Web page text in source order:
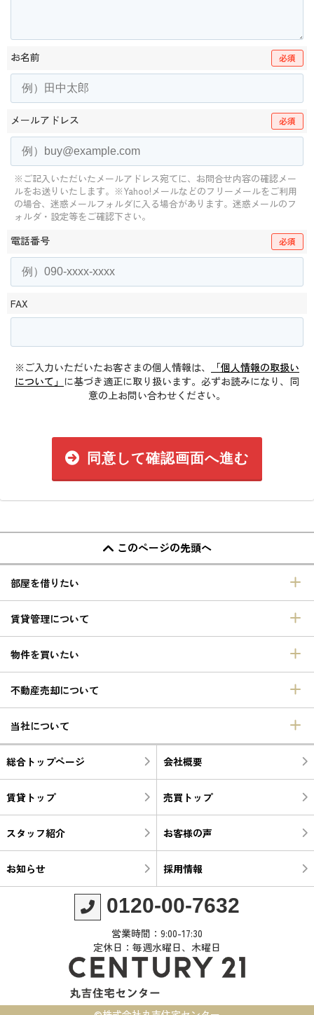
お名前 必須
メールアドレス 必須
※ご記入いただいたメールアドレス宛てに、お問合せ内容の確認メー
ルをお送りいたします。 ※Yahoo!メールなどのフリーメールをご利用
の場合、迷惑メールフォルダに入る場合があります。 迷惑メールのフ
ォルダ・設定等をご確認下さい。
電話番号 必須
FAX
※ご入力いただいたお客さまの個人情報は、
「個人情報の取扱い
について」 に基づき適正に取り扱います。必ずお読みになり、同
意の上お問い合わせください。
同意して確認画面へ進む
このページの先頭へ
部屋を借りたい
賃貸管理について
物件を買いたい
不動産売却について
当社について
総合トップページ 会社概要
賃貸トップ 売買トップ
スタッフ紹介 お客様の声
お知らせ 採用情報
0120-00-7632
営業時間：9:00-17:30
定休日：毎週水曜日、木曜日